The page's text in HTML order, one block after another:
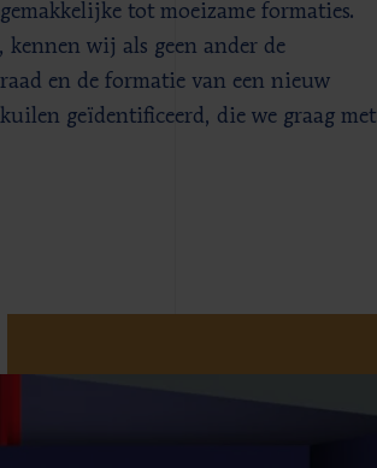
tot moeizame formaties.
wij als geen ander de
en de formatie van een nieuw
geïdentificeerd, die we graag met